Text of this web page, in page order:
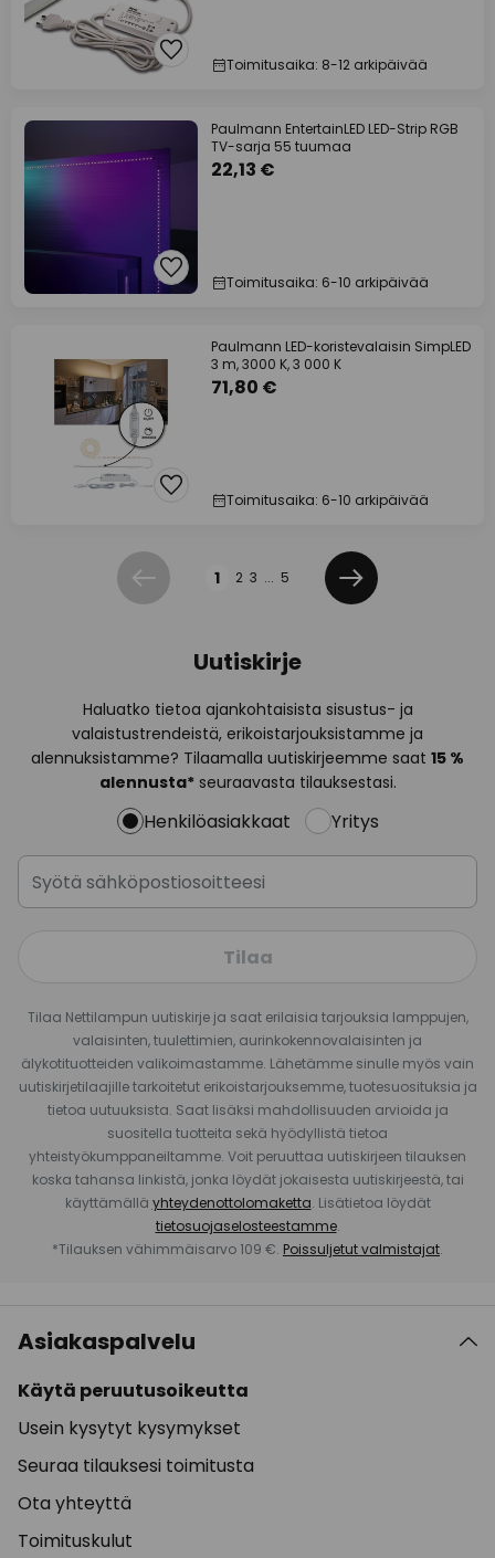
Toimitusaika: 8-12 arkipäivää
Paulmann EntertainLED LED-Strip RGB
TV-sarja 55 tuumaa
22,13 €
Toimitusaika: 6-10 arkipäivää
Paulmann LED-koristevalaisin SimpLED
3 m, 3000 K, 3 000 K
71,80 €
Toimitusaika: 6-10 arkipäivää
Edellinen 1 2 3 ... 5
Seuraava
Uutiskirje
Haluatko tietoa ajankohtaisista sisustus- ja
valaistustrendeistä, erikoistarjouksistamme ja
alennuksistamme? Tilaamalla uutiskirjeemme saat 15 %
alennusta*seuraavasta tilauksestasi.
Henkilöasiakkaat Yritys
Tilaa
Tilaa Nettilampun uutiskirje ja saat erilaisia tarjouksia lamppujen,
valaisinten, tuulettimien, aurinkokennovalaisinten ja
älykotituotteiden valikoimastamme. Lähetämme sinulle myös vain
uutiskirjetilaajille tarkoitetut erikoistarjouksemme, tuotesuosituksia ja
tietoa uutuuksista. Saat lisäksi mahdollisuuden arvioida ja
suositella tuotteita sekä hyödyllistä tietoa
yhteistyökumppaneiltamme. Voit peruuttaa uutiskirjeen tilauksen
koska tahansa linkistä, jonka löydät jokaisesta uutiskirjeestä, tai
käyttämällä yhteydenottolomaketta. Lisätietoa löydät
tietosuojaselosteestamme.
*Tilauksen vähimmäisarvo 109 €. Poissuljetut valmistajat.
Asiakaspalvelu
Käytä peruutusoikeutta
Usein kysytyt kysymykset
Seuraa tilauksesi toimitusta
Ota yhteyttä
Toimituskulut